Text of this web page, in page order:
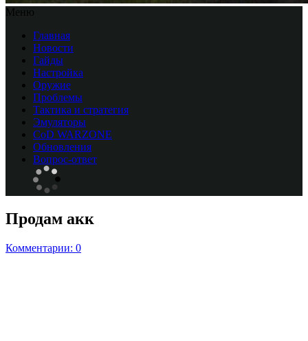
Меню
Главная
Новости
Гайды
Настройка
Оружие
Проблемы
Тактика и стратегия
Эмуляторы
CоD WARZONE
Обновления
Вопрос-ответ
Продам акк
Комментарии: 0